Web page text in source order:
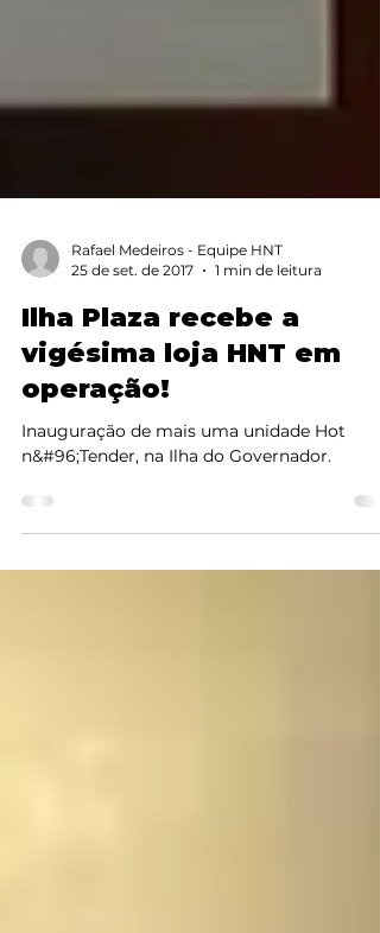
25 de set. de 2017
1 min de leitura
Ilha Plaza recebe a
vigésima loja HNT em
operação!
n&#96;Tender, na Ilha do Governador.